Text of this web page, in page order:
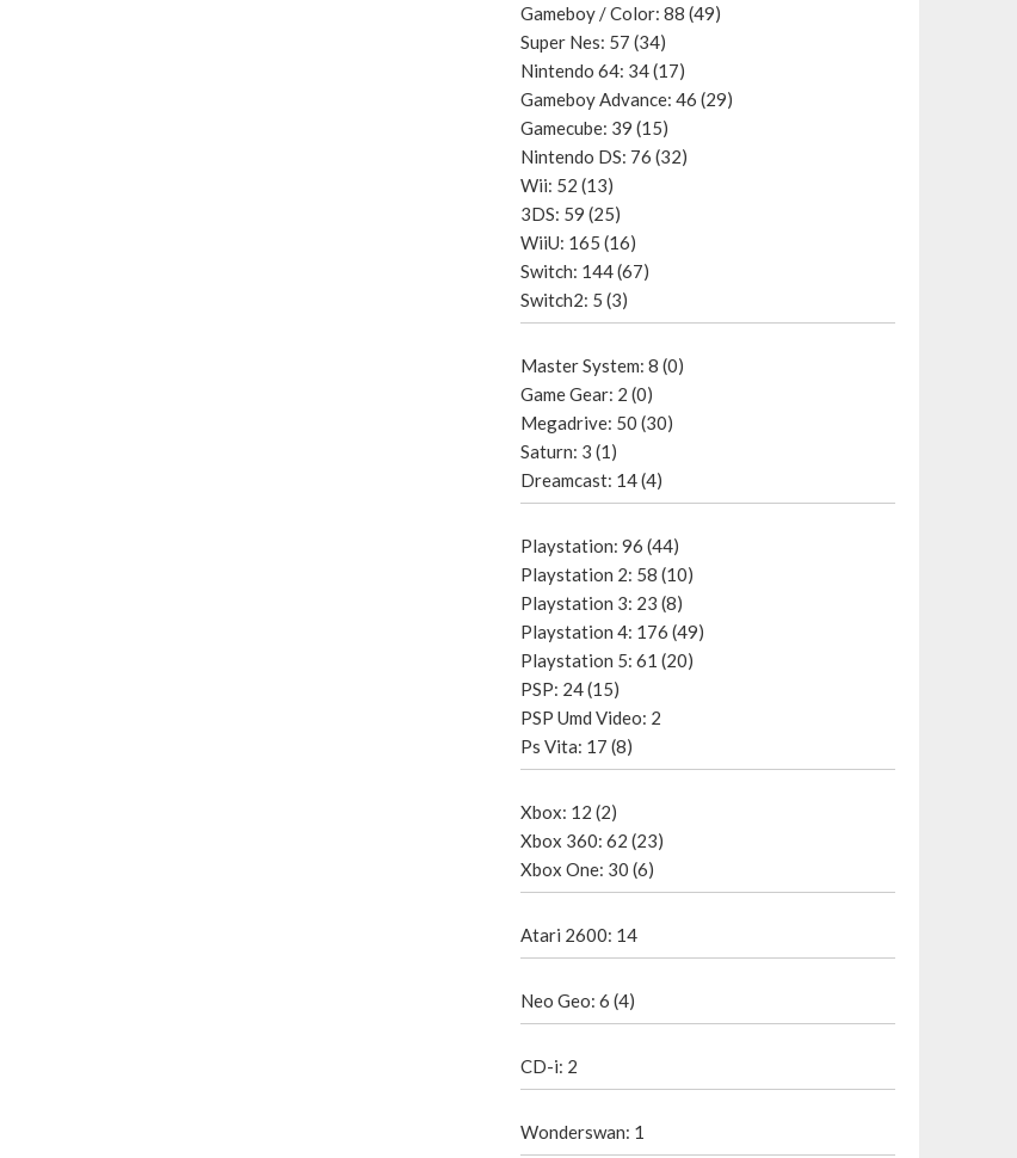
Gameboy / Color: 88 (49)
Super Nes: 57 (34)
Nintendo 64: 34 (17)
Gameboy Advance: 46 (29)
Gamecube: 39 (15)
Nintendo DS: 76 (32)
Wii: 52 (13)
3DS: 59 (25)
WiiU: 165 (16)
Switch: 144 (67)
Switch2: 5 (3)
Master System: 8 (0)
Game Gear: 2 (0)
Megadrive: 50 (30)
Saturn: 3 (1)
Dreamcast: 14 (4)
Playstation: 96 (44)
Playstation 2: 58 (10)
Playstation 3: 23 (8)
Playstation 4: 176 (49)
Playstation 5: 61 (20)
PSP: 24 (15)
PSP Umd Video: 2
Ps Vita: 17 (8)
Xbox: 12 (2)
Xbox 360: 62 (23)
Xbox One: 30 (6)
Atari 2600: 14
Neo Geo: 6 (4)
CD-i: 2
Wonderswan: 1